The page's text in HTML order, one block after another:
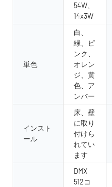
54W、
14x3W
単色
白、
緑、ピ
ンク、
オレン
ジ、黄
色、ア
ンバー
インスト
ール
床、壁
に取り
付けら
れてい
ます
DMX
512コ